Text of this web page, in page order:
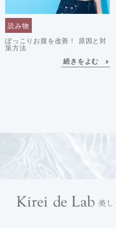
読み物
ぽっこりお腹を改善！ 原因と対
策方法
続きをよむ